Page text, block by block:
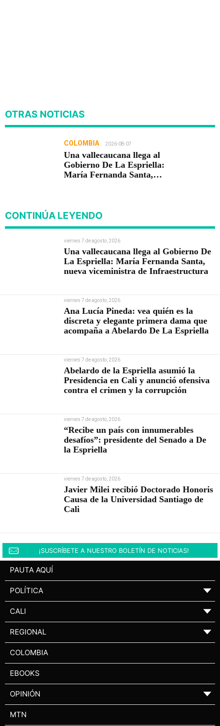
OTRAS NOTICIAS
COLOMBIA 2026-08-07
Una vallecaucana llega al
Gobierno De La Espriella:
María Fernanda Santa,
CONTINÚA LEYENDO
viernes 7 de agosto, 2026
Una vallecaucana llega al Gobierno De
La Espriella: María Fernanda Santa,
nueva viceministra de Infraestructura
viernes 7 de agosto, 2026
Ana Lucía Pineda: vea quién es la
discreta y elegante primera dama que
acompaña a Abelardo De La Espriella
viernes 7 de agosto, 2026
Abelardo de la Espriella asumió la
Presidencia en Cali y anunció ofensiva
contra el crimen y la corrupción
viernes 7 de agosto, 2026
“Recibe un país con innumerables
desafíos”: presidente del Senado a De
la Espriella
viernes 7 de agosto, 2026
Javier Milei recibió Doctorado Honoris
Causa de la Universidad Santiago de
Cali
¡SUSCRÍBETE A NUESTRO BOLETÍN DE NOTICIAS!
PAUTA AQUÍ
POLÍTICA ▼
CALI ▼
REGIONAL ▼
COLOMBIA
EBOOKS
OPINIÓN ▼
MTN